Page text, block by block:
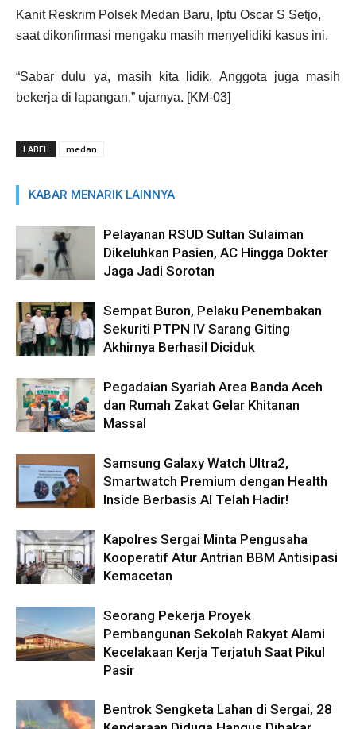
Kanit Reskrim Polsek Medan Baru, Iptu Oscar S Setjo,
saat dikonfirmasi mengaku masih menyelidiki kasus ini.
“Sabar dulu ya, masih kita lidik. Anggota juga masih
bekerja di lapangan,” ujarnya. [KM-03]
LABEL medan
KABAR MENARIK LAINNYA
Pelayanan RSUD Sultan Sulaiman
Dikeluhkan Pasien, AC Hingga Dokter
Jaga Jadi Sorotan
Sempat Buron, Pelaku Penembakan
Sekuriti PTPN IV Sarang Giting
Akhirnya Berhasil Diciduk
Pegadaian Syariah Area Banda Aceh
dan Rumah Zakat Gelar Khitanan
Massal
Samsung Galaxy Watch Ultra2,
Smartwatch Premium dengan Health
Inside Berbasis AI Telah Hadir!
Kapolres Sergai Minta Pengusaha
Kooperatif Atur Antrian BBM Antisipasi
Kemacetan
Seorang Pekerja Proyek
Pembangunan Sekolah Rakyat Alami
Kecelakaan Kerja Terjatuh Saat Pikul
Pasir
Bentrok Sengketa Lahan di Sergai, 28